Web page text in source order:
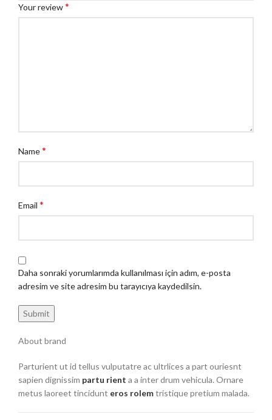
Your review*
Name*
Email *
Daha sonraki yorumlarımda kullanılması için adım, e-posta
adresim ve site adresim bu tarayıcıya kaydedilsin.
About brand
Parturient ut id tellus vulputatre ac ultrlices a part ouriesnt
sapien dignissim partu rient a a inter drum vehicula. Ornare
metus laoreet tincidunt eros rolemtristique pretium malada.